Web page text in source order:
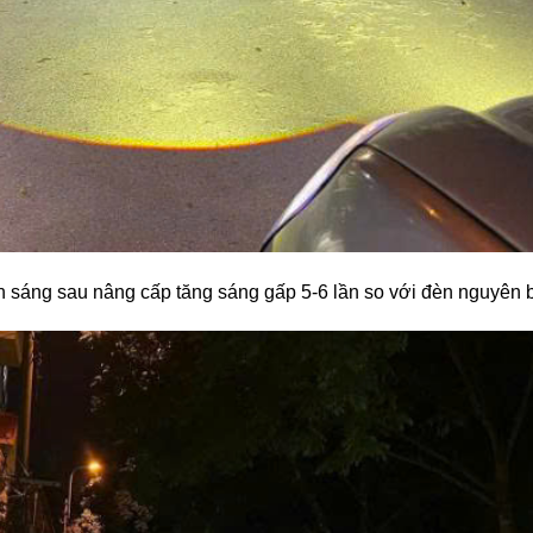
sáng sau nâng cấp tăng sáng gấp 5-6 lần so với đèn nguyên